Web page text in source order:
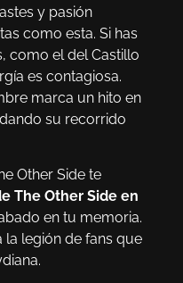
y pasión
como esta. Si has
como el del Castillo
es contagiosa.
marca un hito en
su recorrido
Other Side te
The Other Side en
en tu memoria.
la legión de fans que